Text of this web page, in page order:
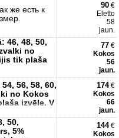
же есть к
90 €
Eletto
58
jaun.
46, 48, 50,
no
tik plaša
77 €
Kokos
56
jaun.
56, 58, 60,
no Kokos
izvēle. V
174€
Kokos
66
jaun.
50,
5%
144€
Kokos